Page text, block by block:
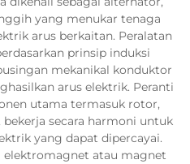
yang menukar tenaga
arus berkaitan. Peralatan
prinsip induksi
mekanikal konduktor
arus elektrik. Peranti
utama termasuk rotor,
secara harmoni untuk
yang dapat dipercayai.
atau magnet